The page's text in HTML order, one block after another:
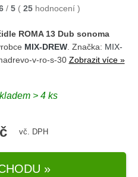
/ 5 ( 25 hodnocení )
ROMA 13 Dub sonoma
MIX-DREW. Značka: MIX-
v-ro-s-30 Zobrazit více »
> 4 ks
vč. DPH
»